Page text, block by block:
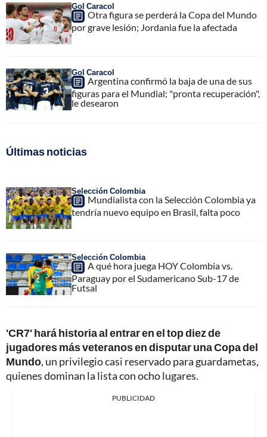
Gol Caracol
Otra figura se perderá la Copa del Mundo
por grave lesión; Jordania fue la afectada
Gol Caracol
Argentina confirmó la baja de una de sus
figuras para el Mundial; "pronta recuperación",
le desearon
Últimas noticias
Selección Colombia
Mundialista con la Selección Colombia ya
tendría nuevo equipo en Brasil, falta poco
Selección Colombia
A qué hora juega HOY Colombia vs.
Paraguay por el Sudamericano Sub-17 de
Futsal
'CR7' hará historia al entrar en el top diez de
jugadores más veteranos en disputar una Copa del
Mundo, un privilegio casi reservado para guardametas,
quienes dominan la lista con ocho lugares.
PUBLICIDAD